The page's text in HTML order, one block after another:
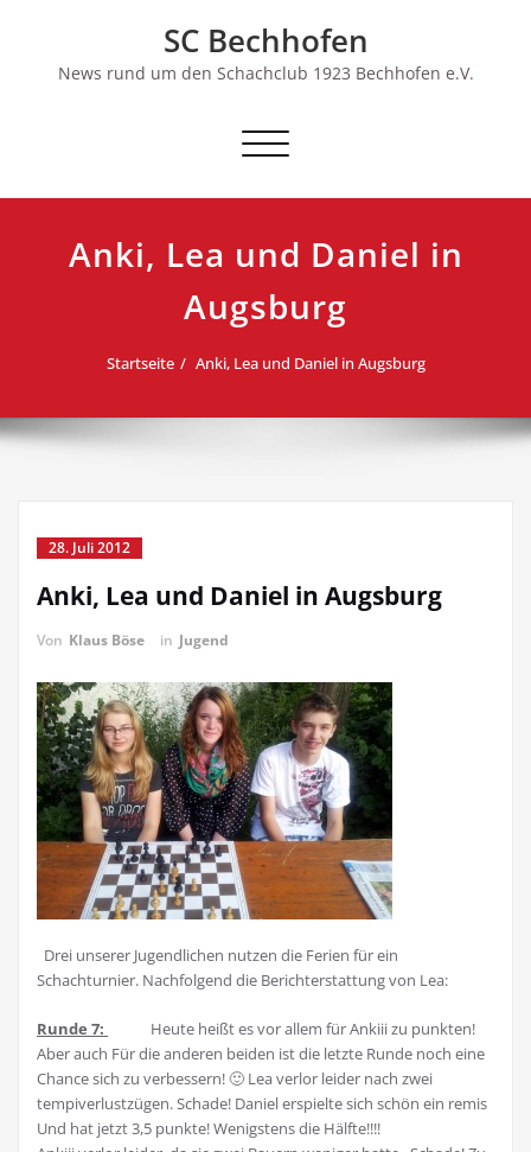
SC Bechhofen
News rund um den Schachclub 1923 Bechhofen e.V.
Schalte
Anki, Lea und Daniel in
Augsburg
Startseite Anki, Lea und Daniel in Augsburg
28. Juli 2012
Anki, Lea und Daniel in Augsburg
Von Klaus Böse in Jugend
Drei unserer Jugendlichen nutzen die Ferien für ein
Schachturnier. Nachfolgend die Berichterstattung von Lea:
Runde 7:
Heute heißt es vor allem für Ankiii zu punkten!
Aber auch Für die anderen beiden ist die letzte Runde noch eine
Chance sich zu verbessern! 🙂 Lea verlor leider nach zwei
tempiverlustzügen. Schade! Daniel erspielte sich schön ein remis
Und hat jetzt 3,5 punkte! Wenigstens die Hälfte!!!!